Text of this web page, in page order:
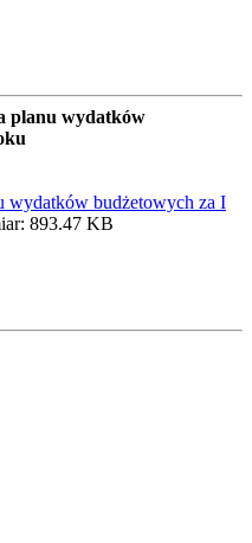
planu wydatków
wydatków budżetowych za I
893.47 KB